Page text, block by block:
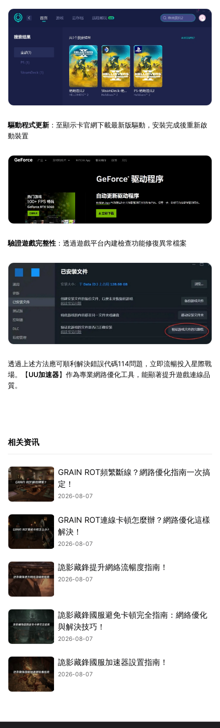
驅動程式更新 ：至顯示卡官網下載最新版驅動，安裝完成後重新啟
動裝置
驗證遊戲完整性 ：透過遊戲平台內建檢查功能修復異常檔案
透過上述方法應可順利解決錯誤代碼114問題，立即流暢投入星際戰
場。【UU加速器】作為專業網路優化工具，能顯著提升遊戲連線品
質。
相关资讯
GRAIN ROT頻繁斷線？網路優化指南一次搞
定！
2026-08-07
GRAIN ROT連線卡頓怎麼辦？網路優化這樣
解決！
2026-08-07
詭影藏鋒提升網絡流暢度指南！
2026-08-07
詭影藏鋒國服避免卡頓完全指南：網絡優化
與解決技巧！
2026-08-07
詭影藏鋒國服加速器設置指南！
2026-08-07